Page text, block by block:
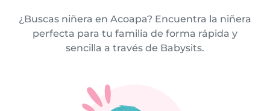
¿Buscas niñera en Acoapa? Encuentra la niñera
perfecta para tu familia de forma rápida y
sencilla a través de Babysits.